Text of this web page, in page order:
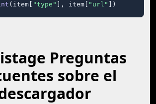
(item[ "type" ], item[ "url" ])
Preguntas
sobre el